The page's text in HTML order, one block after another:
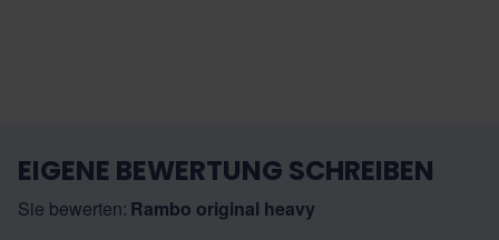
EIGENE BEWERTUNG SCHREIBEN
Sie bewerten: Rambo original heavy